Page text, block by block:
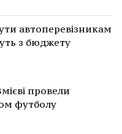
автоперевізникам
з бюджету
провели
футболу